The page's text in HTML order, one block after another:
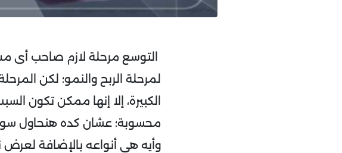
التوسع مرحلة لازم صاحب أى
لمرحلة الربح والنمو؛ لكن
الكبيرة، إلا إنها ممكن تكون
محسوبة؛ عشان كده هنحاول سوا
وأيه هى أنواعه بالإضافة